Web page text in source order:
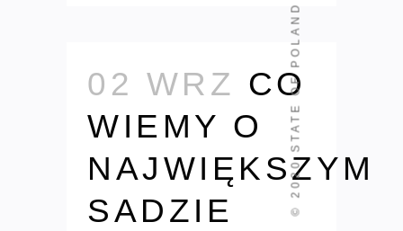
© 2020
STATE OF POLAND
02 WRZ CO
WIEMY O
NAJWIĘKSZYM
SADZIE